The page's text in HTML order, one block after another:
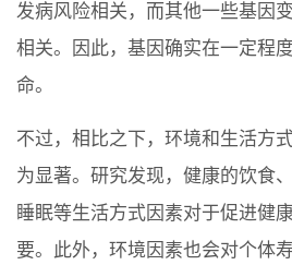
发病风险相关，而其他一些基因
相关。因此，基因确实在一定程
命。
不过，相比之下，环境和生活方
为显著。研究发现，健康的饮食
睡眠等生活方式因素对于促进健
要。此外，环境因素也会对个体